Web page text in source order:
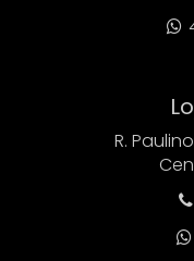

R.

